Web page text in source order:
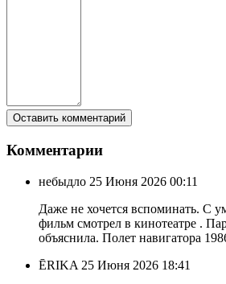
Комментарии
небыдло 25 Июня 2026 00:11
Даже не хочется вспоминать. С
фильм смотрел в кинотеатре .
объяснила. Полет навигатора
ĒRIKA 25 Июня 2026 18:41